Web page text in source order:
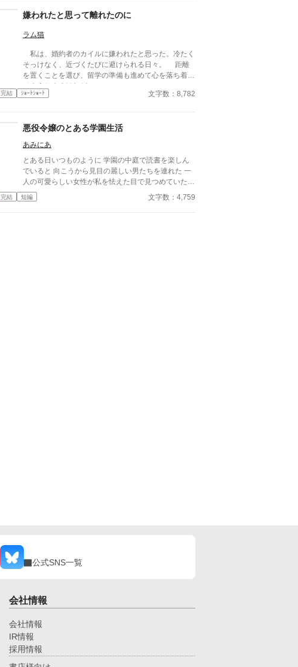
思っていたの？ だから私は決めました。 あなたを忘
ています。
嫌われたと思って離れたのに
ラム猫
私は、婚約者のカイルに嫌われたと思った。冷たく
そっけなく、近づくたびに避けられる日々。 距離
を置くことを選び、留学の準備も進めて心を落ち着か
せようとするけれど——。
完結 ｼｮｰﾄｼｮｰﾄ 文字数：8,782
悪役令嬢のとある学園生活
あみにあ
とある日いつものように 学園の中庭で読書を楽しん
でいると 向こうから見目の麗しい男たちを連れた 一
人の可愛らしい女性が私を怯えた目で見つめていた。
私はそっと本を閉じると彼女はニヤリと笑みを浮かべ
ると私の方へ近づいてくる……。 ヤンデレ王子×溺愛
完結 短編 文字数：4,759
公式SNS一覧
会社情報
会社情報
IR情報
採用情報